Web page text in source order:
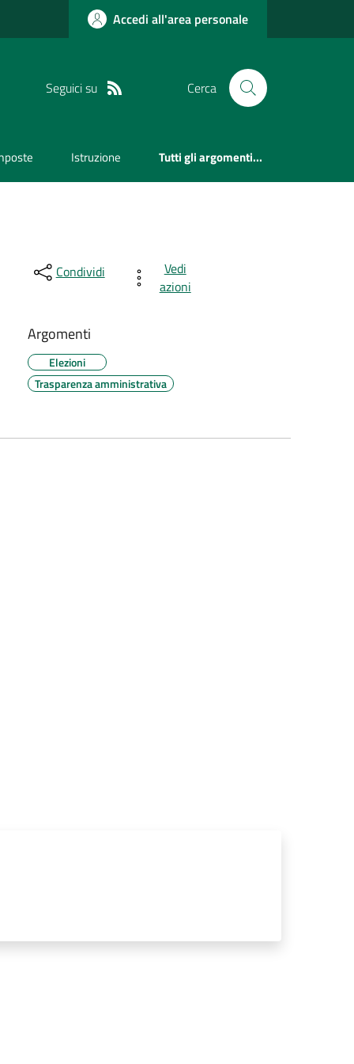
Accedi all'area personale
Seguici su Cerca
Istruzione Tutti gli argomenti...
Condividi
Vedi
azioni
Argomenti
Elezioni
Trasparenza amministrativa